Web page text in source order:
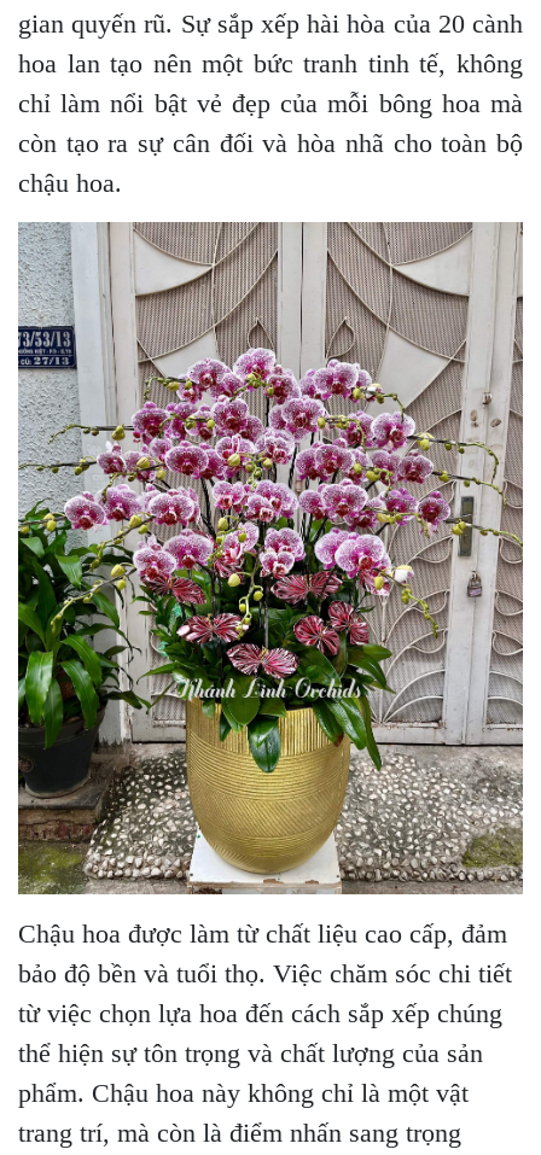
gian quyến rũ. Sự sắp xếp hài hòa của 20 cành
hoa lan tạo nên một bức tranh tinh tế, không
chỉ làm nổi bật vẻ đẹp của mỗi bông hoa mà
còn tạo ra sự cân đối và hòa nhã cho toàn bộ
chậu hoa.
Chậu hoa được làm từ chất liệu cao cấp, đảm
bảo độ bền và tuổi thọ. Việc chăm sóc chi tiết
từ việc chọn lựa hoa đến cách sắp xếp chúng
thể hiện sự tôn trọng và chất lượng của sản
phẩm. Chậu hoa này không chỉ là một vật
trang trí, mà còn là điểm nhấn sang trọng